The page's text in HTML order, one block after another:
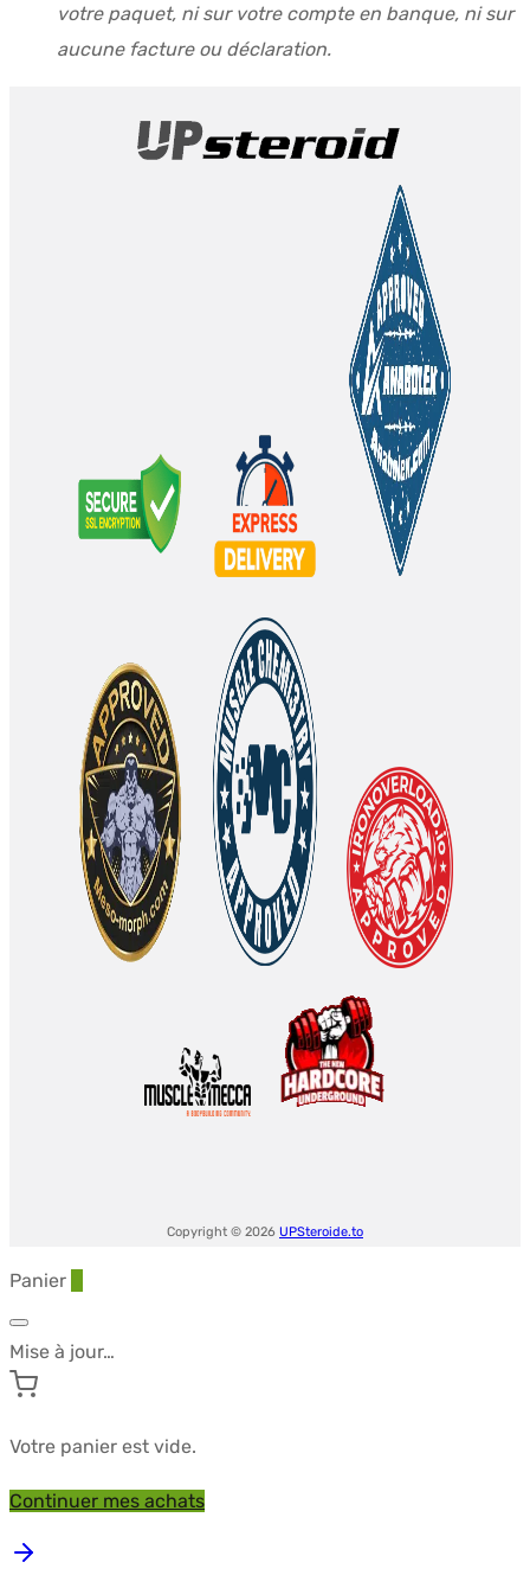
votre paquet, ni sur votre compte en banque, ni sur
aucune facture ou déclaration.
Copyright © 2026 UPSteroide.to
Panier
Mise à jour…
Votre panier est vide.
Continuer mes achats